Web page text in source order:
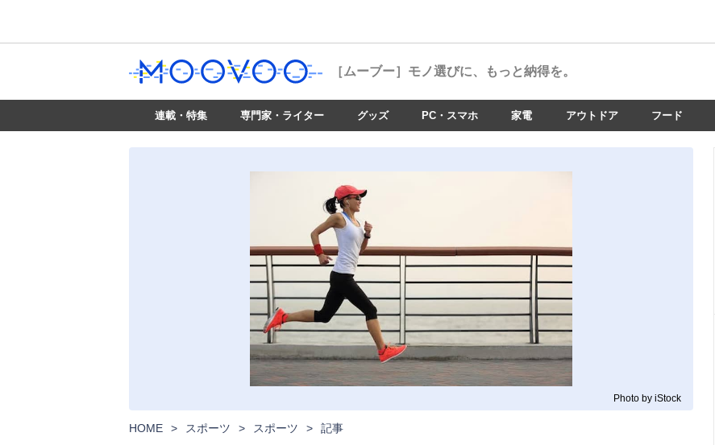
［ムーブー］ モノ選びに、もっと納得を。
連載・特集 専門家・ライター グッズ PC・スマホ 家電 アウトドア フード
Photo by iStock
HOME > スポーツ > スポーツ > 記事